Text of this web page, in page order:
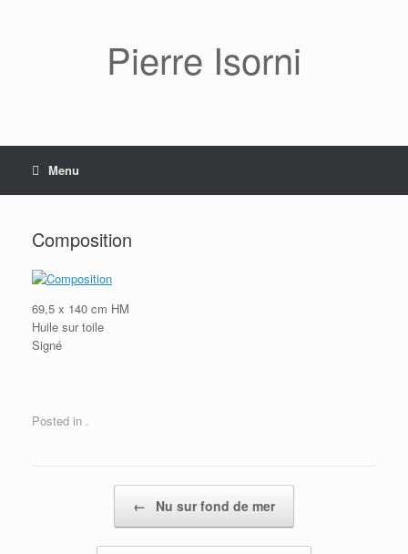
Pierre Isorni
Menu
Composition
69,5 x 140 cm HM
Huile sur toile
Signé
Posted in .
← Nu sur fond de mer